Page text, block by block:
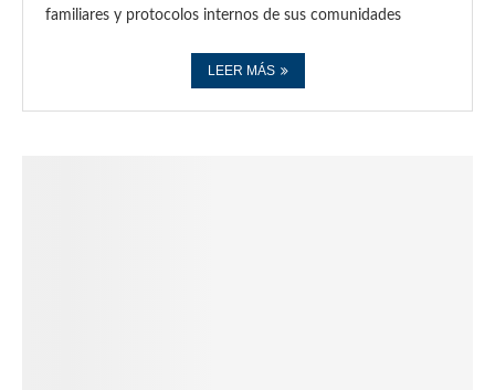
familiares y protocolos internos de sus comunidades
LEER MÁS